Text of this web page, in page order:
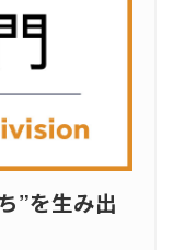
”を生み出